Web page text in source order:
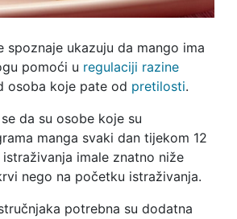
spoznaje ukazuju da mango ima
pomoći u regulaciji razine
osoba koje pate od pretilosti.
da su osobe koje su
manga svaki dan tijekom 12
imale znatno niže
nego na početku istraživanja.
potrebna su dodatna